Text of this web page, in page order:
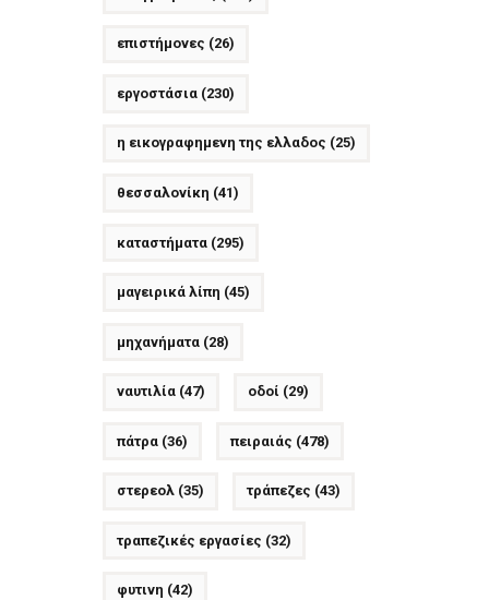
επιστήμονες (26)
εργοστάσια(230)
η εικογραφημενη της ελλαδος (25)
θεσσαλονίκη (41)
καταστήματα(295)
μαγειρικά λίπη (45)
μηχανήματα(28)
ναυτιλία(47) οδοί (29)
πάτρα(36) πειραιάς (478)
στερεολ(35) τράπεζες (43)
τραπεζικές εργασίες (32)
φυτινη (42)